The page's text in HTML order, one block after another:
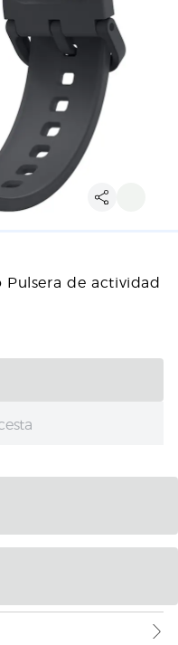
Pulsera de actividad